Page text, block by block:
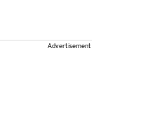
Advertisement